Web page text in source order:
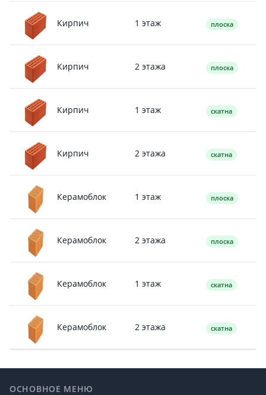
Кирпич 1 этаж плоска
Кирпич 2 этажа плоска
Кирпич 1 этаж скатна
Кирпич 2 этажа скатна
Керамоблок 1 этаж плоска
Керамоблок 2 этажа плоска
Керамоблок 1 этаж скатна
Керамоблок 2 этажа скатна
ОСНОВНОЕ МЕНЮ